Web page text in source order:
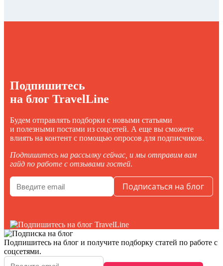
Подпишитесь
на блог TravelLine
Будем отправлять подборки с новыми статьями
и полезными постами из соцсетей. А еще вы сможете
влиять на контент с помощью опросов для подписчиков.
Подпишитесь на рассылку сейчас, и мы отправим вам
гайд по работе с отзывами гостей.
Подпишитесь на блог и получите подборку статей по работе с
соцсетями.